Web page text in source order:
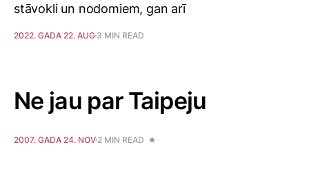
stāvokli un nodomiem, gan arī
2022. GADA 22. AUG 3 MIN READ
Ne jau par Taipeju
2007. GADA 24. NOV 2 MIN READ